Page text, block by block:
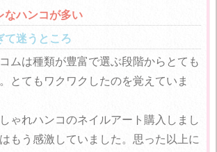
なハンコが多い
て迷うところ
ムは種類が豊富で選ぶ段階からとても
とてもワクワクしたのを覚えていま
ゃれハンコのネイルアート購入しまし
もう感激していました。思った以上に